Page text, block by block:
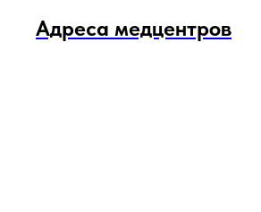
Адреса медцентров